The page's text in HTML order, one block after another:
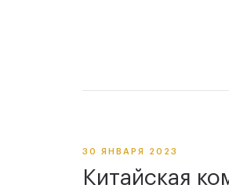
30 ЯНВАРЯ 2023
Китайская